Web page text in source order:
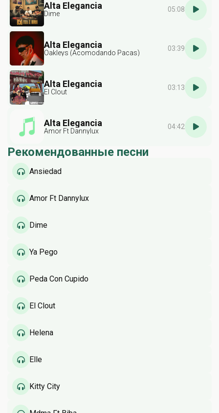
Alta Elegancia
Dime
05:08
Alta Elegancia
Oakleys (Acomodando Pacas)
03:39
Alta Elegancia
El Clout
03:13
Alta Elegancia
Amor Ft Dannylux
04:42
Рекомендованные песни
Ansiedad
Amor Ft Dannylux
Dime
Ya Pego
Peda Con Cupido
El Clout
Helena
Elle
Kitty City